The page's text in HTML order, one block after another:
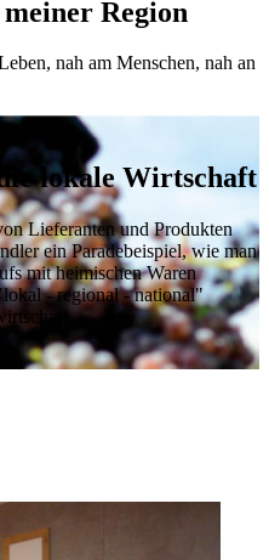
Region
nah am Menschen, nah an
lokale Wirtschaft
Lieferanten und Produkten
ein Paradebeispiel, wie man
mit heimischen Waren
- regional - national"